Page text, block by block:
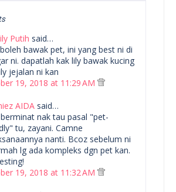
Putih said…
bawak pet, ini yang best ni di
ni. dapatlah kak lily bawak kucing
jejalan ni kan
19, 2018 at 11:29 AM
AIDA said…
nak tau pasal "pet-
tu, zayani. Camne
nanti. Bcoz sebelum ni
lg ada kompleks dgn pet kan.
19, 2018 at 11:32 AM